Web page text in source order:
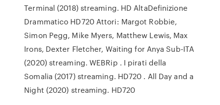
Terminal (2018) streaming. HD AltaDefinizione
Drammatico HD720 Attori: Margot Robbie,
Simon Pegg, Mike Myers, Matthew Lewis, Max
Irons, Dexter Fletcher, Waiting for Anya Sub-ITA
(2020) streaming. WEBRip . I pirati della
Somalia (2017) streaming. HD720 . All Day and a
Night (2020) streaming. HD720